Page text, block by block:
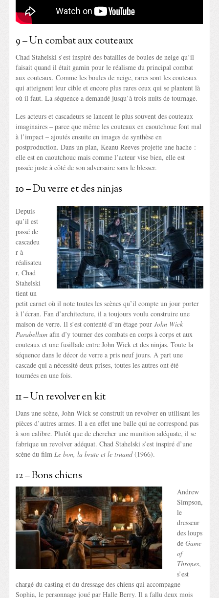
9 – Un combat aux couteaux
Chad Stahelski s’est inspiré des batailles de boules de neige qu’il
faisait quand il était gamin pour le réalisme du principal combat
aux couteaux. Comme les boules de neige, rares sont les couteaux
qui atteignent leur cible et encore plus rares ceux qui se plantent là
où il faut. La séquence a demandé jusqu’à trois nuits de tournage.
Les acteurs et cascadeurs se lancent le plus souvent des couteaux
imaginaires – parce que même les couteaux en caoutchouc font mal
à l’impact – ajoutés ensuite en images de synthèse en
postproduction. Dans un plan, Keanu Reeves projette une hache :
elle est en caoutchouc mais comme l’acteur vise bien, elle est
passée juste à côté de son adversaire sans le blesser.
10 – Du verre et des ninjas
Depuis
qu’il est
passé de
cascadeu
r à
réalisateu
r, Chad
Stahelski
tient un
petit carnet où il note toutes les scènes qu’il compte un jour porter
à l’écran. Fan d’architecture, il a toujours voulu construire une
maison de verre. Il s’est contenté d’un étage pourJohn Wick
Parabellum afin d’y tourner des combats en corps à corps et aux
couteaux et une fusillade entre John Wick et des ninjas. Toute la
séquence dans le décor de verre a pris neuf jours. A part une
cascade qui a nécessité deux prises, toutes les autres ont été
tournées en une fois.
11 – Un revolver en kit
Dans une scène, John Wick se construit un revolver en utilisant les
pièces d’autres armes. Il a en effet une balle qui ne correspond pas
à son calibre. Plutôt que de chercher une munition adéquate, il se
fabrique un revolver adéquat. Chad Stahelski s’est inspiré d’une
scène du filmLe bon, la brute et le truand(1966).
12 – Bons chiens
Andrew
Simpson,
le
dresseur
des loups
deGame
of
Thrones,
s’est
chargé du casting et du dressage des chiens qui accompagne
Sophia, le personnage joué par Halle Berry. Il a fallu deux mois